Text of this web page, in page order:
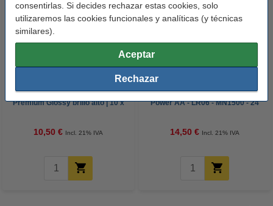
consentirlas. Si decides rechazar estas cookies, solo
utilizaremos las cookies funcionales y analíticas (y técnicas
similares).
Aceptar
Rechazar
123tinta Papel fotográfico
Premium Glossy brillo alto | 10 x
10,50 € Incl. 21% IVA
123tinta Pilas Alcalinas Xtreme
Power AA - LR06 - MN1500 - 24
14,50 € Incl. 21% IVA